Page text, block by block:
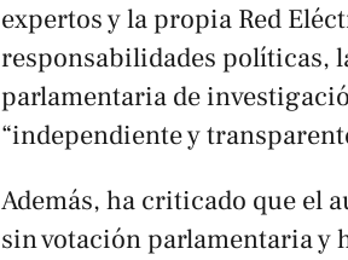
expertos y la propia Red
responsabilidades políticas,
parlamentaria de
“independiente y
Además, ha criticado que el
sin votación parlamentaria y